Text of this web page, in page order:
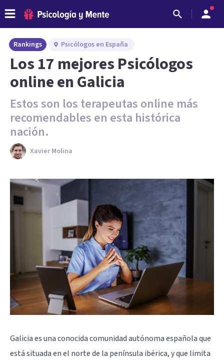
Rankings Psicólogos en España
Los 17 mejores Psicólogos
online en Galicia
Estos son los terapeutas online más
recomendables en esta histórica
nación.
Xavier Molina
Galiciaes una conocida comunidad autónoma española que
está situada en el norte de la península ibérica, y que limita